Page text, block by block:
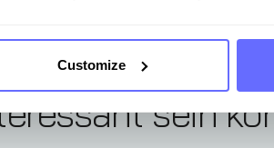
Customize
sein